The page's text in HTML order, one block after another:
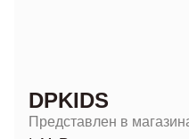
DPKIDS
Представлен в